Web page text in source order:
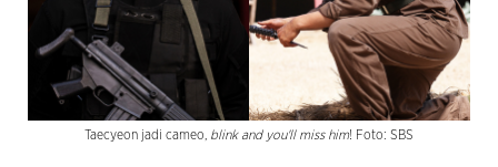
Taecyeon jadi cameo, blink and you'll miss him! Foto: SBS